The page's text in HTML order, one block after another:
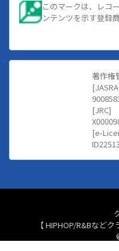
このマークは、レコ
ンテンツを示す登録
著作権
[JRC]
[e-
【 HIPHOP/R&Bなど